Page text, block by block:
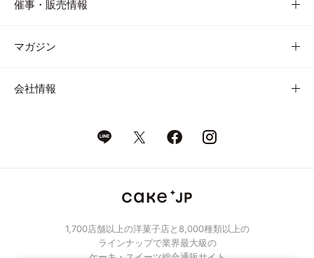
催事・販売情報
マガジン
会社情報
1,700店舗以上の洋菓子店と8,000種類以上の
ラインナップで業界最大級の